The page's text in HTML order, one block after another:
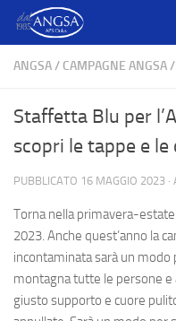
Salta al contenuto
ANGSA/ CAMPAGNE ANGSA/
Staffetta Blu per
scopri le tappe e le
PUBBLICATO 16 MAGGIO 2023
Torna nella primavera-
2023. Anche quest’anno la
incontaminata sarà un modo
montagna tutte le persone e
giusto supporto e cuore